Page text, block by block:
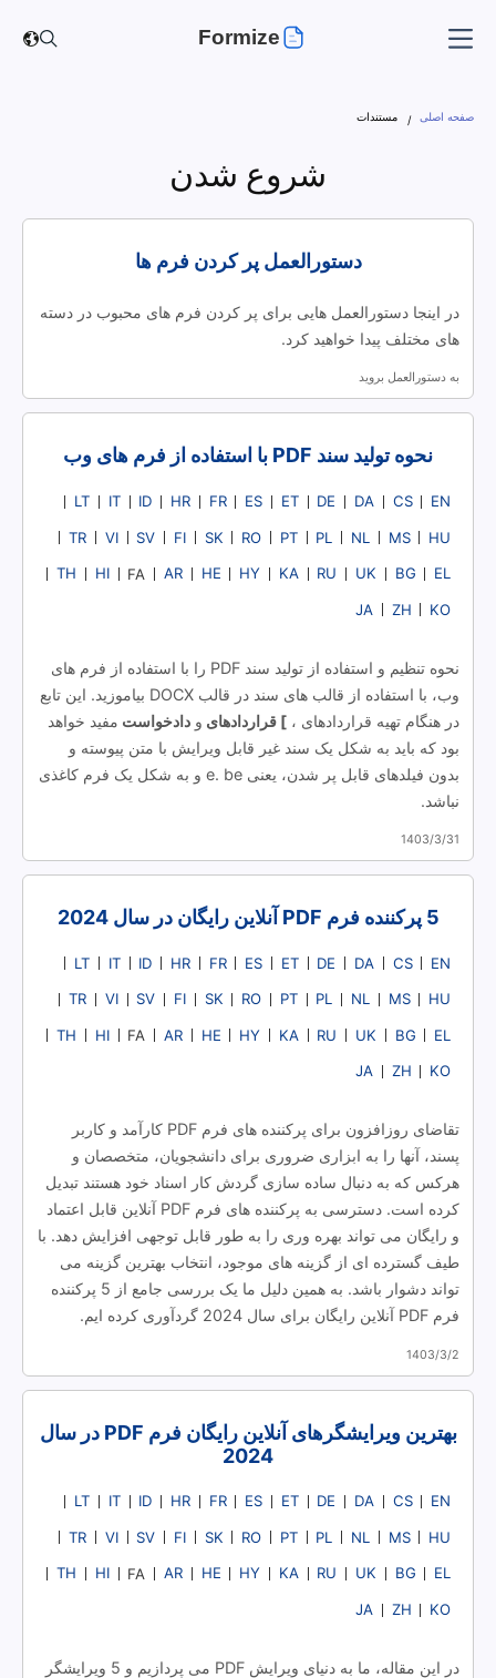
Formize
صفحه اصلی مستندات
شروع شدن
دستورالعمل پر کردن فرم ها
در اینجا دستورالعمل هایی برای پر کردن فرم های محبوب در دسته
های مختلف پیدا خواهید کرد.
به دستورالعمل بروید
نحوه تولید سند PDF با استفاده از فرم های وب
EN
CS
DA
DE
ET
ES
FR
HR
ID
IT
LT
HU
MS
NL
PL
PT
RO
SK
FI
SV
VI
TR
EL
BG
UK
RU
KA
HY
HE
AR
FA
HI
TH
KO
ZH
JA
نحوه تنظیم و استفاده از تولید سند PDF را با استفاده از فرم های
وب، با استفاده از قالب های سند در قالب DOCX بیاموزید. این تابع
در هنگام تهیه قراردادهای ، ] قراردادهای و دادخواست مفید خواهد
بود که باید به شکل یک سند غیر قابل ویرایش با متن پیوسته و
بدون فیلدهای قابل پر شدن، یعنی e. be و به شکل یک فرم کاغذی
نباشد.
1403/3/31
5 پرکننده فرم PDF آنلاین رایگان در سال 2024
EN
CS
DA
DE
ET
ES
FR
HR
ID
IT
LT
HU
MS
NL
PL
PT
RO
SK
FI
SV
VI
TR
EL
BG
UK
RU
KA
HY
HE
AR
FA
HI
TH
KO
ZH
JA
تقاضای روزافزون برای پرکننده های فرم PDF کارآمد و کاربر
پسند، آنها را به ابزاری ضروری برای دانشجویان، متخصصان و
هرکس که به دنبال ساده سازی گردش کار اسناد خود هستند تبدیل
کرده است. دسترسی به پرکننده های فرم PDF آنلاین قابل اعتماد
و رایگان می تواند بهره وری را به طور قابل توجهی افزایش دهد. با
طیف گسترده ای از گزینه های موجود، انتخاب بهترین گزینه می
تواند دشوار باشد. به همین دلیل ما یک بررسی جامع از 5 پرکننده
فرم PDF آنلاین رایگان برای سال 2024 گردآوری کرده ایم.
1403/3/2
بهترین ویرایشگرهای آنلاین رایگان فرم PDF در سال
2024
EN
CS
DA
DE
ET
ES
FR
HR
ID
IT
LT
HU
MS
NL
PL
PT
RO
SK
FI
SV
VI
TR
EL
BG
UK
RU
KA
HY
HE
AR
FA
HI
TH
KO
ZH
JA
در این مقاله، ما به دنیای ویرایش PDF می پردازیم و 5 ویرایشگر